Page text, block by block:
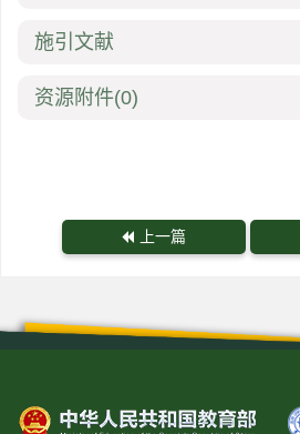
施引文献
资源附件(0)
上一篇